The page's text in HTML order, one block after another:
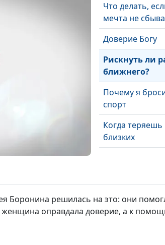
Что делать,
мечта не
Доверие Богу
Рискнуть ли
ближнего?
Почему я
спорт
Когда теряешь
близких
Боронина решилась на это: они
женщина оправдала доверие, а к